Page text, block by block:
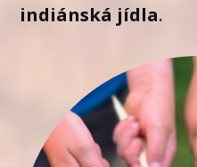
indiánská jídla.